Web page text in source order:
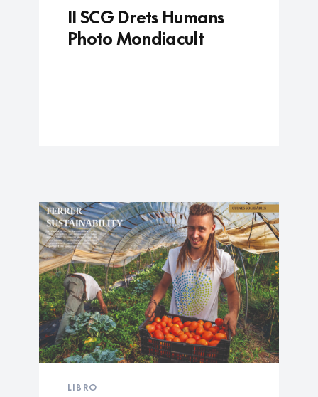
II SCG Drets Humans
Photo Mondiacult
LIBRO